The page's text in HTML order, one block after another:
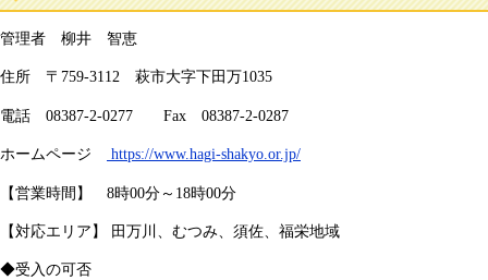
管理者 柳井 智恵
住所 〒759-3112 萩市大字下田万1035
電話 08387-2-0277 Fax 08387-2-0287
ホームページ https://www.hagi-shakyo.or.jp/
【営業時間】 8時00分～18時00分
【対応エリア】 田万川、むつみ、須佐、福栄地域
◆受入の可否